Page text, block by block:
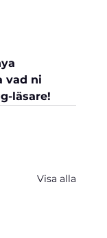
vad ni
läsare!
Visa alla